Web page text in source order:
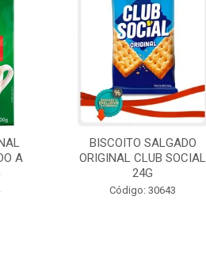
A
BISCOITO SALGADO
ORIGINAL CLUB SOCIAL
24G
Código: 30643